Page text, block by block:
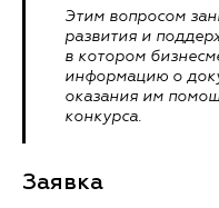
Этим вопросом
развития и
в котором
информацию о
оказания им
конкурса.
Заявка